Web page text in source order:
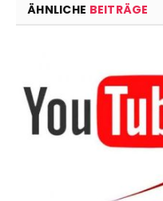
ÄHNLICHE BEITRÄGE